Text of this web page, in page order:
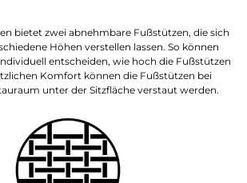
bietet zwei abnehmbare Fußstützen, die sich
Höhen verstellen lassen. So können
entscheiden, wie hoch die Fußstützen
Komfort können die Fußstützen bei
unter der Sitzfläche verstaut werden.